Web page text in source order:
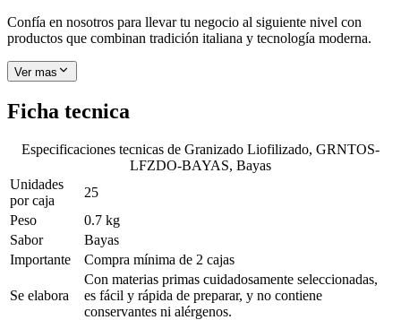
Confía en nosotros para llevar tu negocio al siguiente nivel con
productos que combinan tradición italiana y tecnología moderna.
Ver mas
Ficha tecnica
Especificaciones tecnicas de Granizado Liofilizado, GRNTOS-
LFZDO-BAYAS, Bayas
Unidades
por caja
25
Peso
0.7 kg
Sabor
Bayas
Importante
Compra mínima de 2 cajas
Se elabora
Con materias primas cuidadosamente seleccionadas,
es fácil y rápida de preparar, y no contiene
conservantes ni alérgenos.